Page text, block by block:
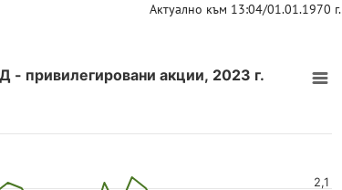
Актуално към 13:04/01.01.1970 г.
акции, 2023 г.
2,1